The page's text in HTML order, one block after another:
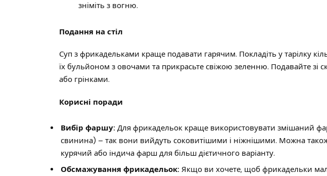
зніміть з вогню.
Подання на стіл
Суп з фрикадельками краще подавати гарячим. Покладіть у тарілку
їх бульйоном з овочами та прикрасьте свіжою зеленню. Подавайте зі
або грінками.
Корисні поради
Вибір фаршу: Для фрикадельок краще використовувати змішаний
свинина) – так вони вийдуть соковитішими і ніжнішими. Можна
курячий або індича фарш для більш дієтичного варіанту.
Обсмажування фрикадельок: Якщо ви хочете, щоб фрикадельки